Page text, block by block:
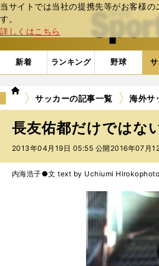
当サイトでは当社の提携先等がお客様
す。
詳しくはこちら
web Sportiva (webスポルティー
新着 ランキング 野球
we
ポ
ー
サッカーの記事一覧 海外サ
長友佑都だけではな
2013年04月19日 05:55 公開 2016年07月
内海浩子●文 text by Uchiumi Hiroko